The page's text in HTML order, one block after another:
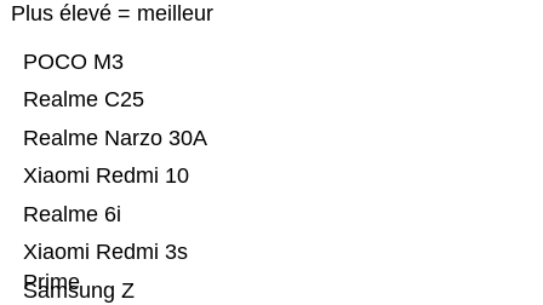
Plus élevé = meilleur
Samsung Z
Xiaomi Redmi 3s
Prime
Realme 6i
Xiaomi Redmi 10
Realme Narzo 30A
Realme C25
POCO M3